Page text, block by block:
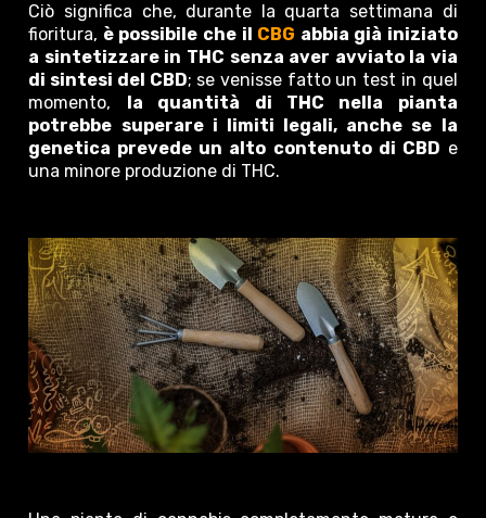
Ciò significa che, durante la quarta settimana di
fioritura, è possibile che il CBG abbia già iniziato
a sintetizzare in THC senza aver avviato la via
di sintesi del CBD; se venisse fatto un test in quel
momento,
la quantità di THC nella pianta
potrebbe superare i limiti legali, anche se la
genetica prevede un alto contenuto di CBD e
una minore produzione di THC.